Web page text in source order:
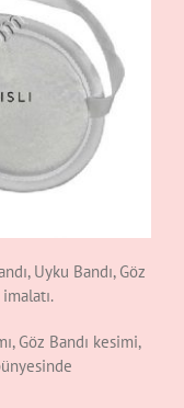
Uyku Bandı, Göz
Göz Bandı kesimi,